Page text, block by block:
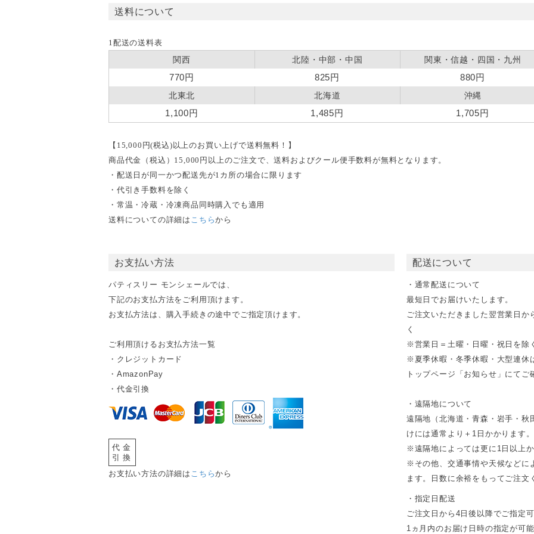
送料について
1配送の送料表
関西 北陸・中部・中国 関東・信越・四国・九州
770円 825円 880円
北東北 北海道 沖縄
1,100円 1,485円 1,705円
【15,000円(税込)以上のお買い上げで送料無料！】
商品代金（税込）15,000円以上のご注文で、送料およびクール便手数料が無料となります。
・配送日が同一かつ配送先が1カ所の場合に限ります
・代引き手数料を除く
・常温・冷蔵・冷凍商品同時購入でも適用
送料についての詳細は こちらから
お支払い方法
パティスリー モンシェールでは、
下記のお支払方法をご利用頂けます。
お支払方法は、購入手続きの途中でご指定頂けます。
ご利用頂けるお支払方法一覧
・クレジットカード
・AmazonPay
・代金引換
代金
引換
お支払い方法の詳細は こちらから
配送について
・通常配送について
最短日でお届けいたします。
ご注文いただきました翌営業日
く
※営業日＝土曜・日曜・祝日を除
※夏季休暇・冬季休暇・大型連休
トップページ「お知らせ」にてご
・遠隔地について
遠隔地（北海道・青森・岩手・秋
けには通常より＋1日かかります。
※遠隔地によっては更に1日以上
※その他、交通事情や天候などに
ます。日数に余裕をもってご注文
・指定日配送
ご注文日から4日後以降でご指定可
1ヵ月内のお届け日時の指定が可能